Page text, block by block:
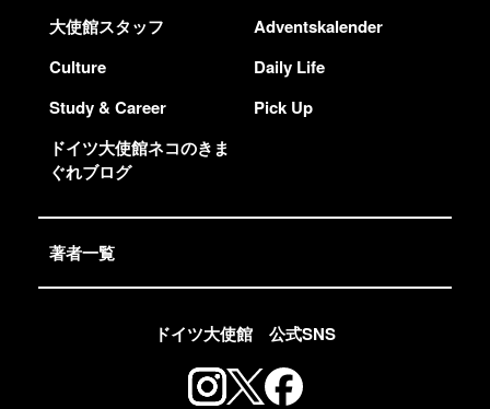
ドイツ大使館 公式SNS
大使館スタッフ
Adventskalender
Culture
Daily Life
Study & Career
Pick Up
ドイツ大使館ネコのきま
ぐれブログ
著者一覧